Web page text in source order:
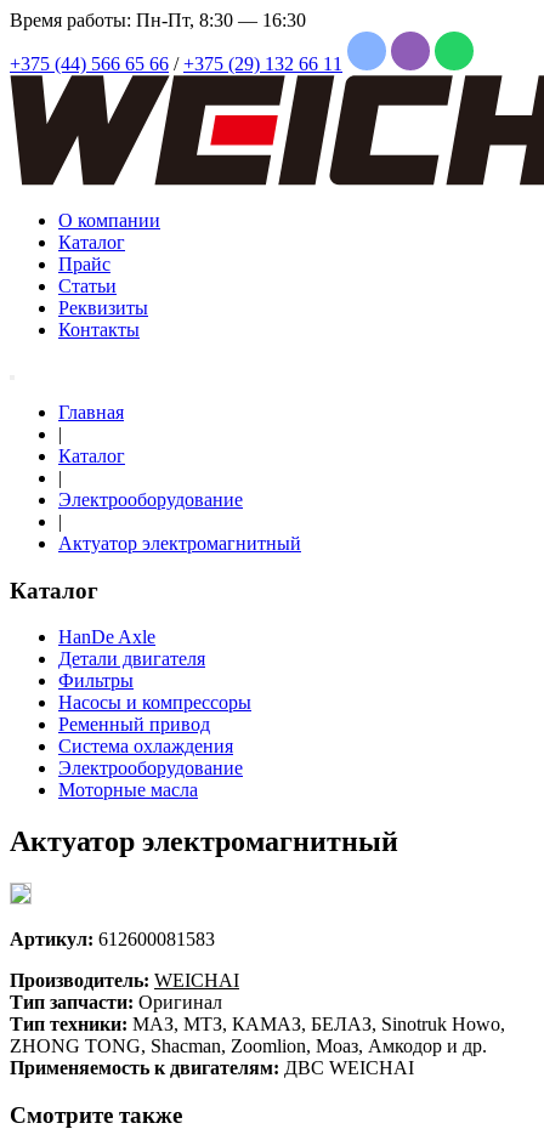
Время работы: Пн-Пт, 8:30 — 16:30
+375 (44) 566 65 66 / +375 (29) 132 66 11
О компании
Каталог
Прайс
Статьи
Реквизиты
Контакты
Главная
|
Каталог
|
Электрооборудование
|
Актуатор электромагнитный
Каталог
HanDe Axle
Детали двигателя
Фильтры
Насосы и компрессоры
Ременный привод
Система охлаждения
Электрооборудование
Моторные масла
Актуатор электромагнитный
Артикул: 612600081583
Производитель: WEICHAI
Тип запчасти: Оригинал
Тип техники: МАЗ, МТЗ, КАМАЗ, БЕЛАЗ, Sinotruk Howo,
ZHONG TONG, Shacman, Zoomlion, Моаз, Амкодор и др.
Применяемость к двигателям: ДВС WEICHAI
Смотрите также